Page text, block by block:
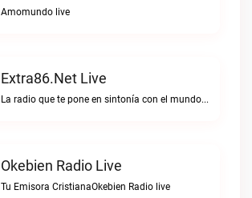
Amomundo live
Extra86.net Live
La radio que te pone en sintonía con el mundoExtra86.net live
Okebien Radio Live
Tu Emisora CristianaOkebien Radio live